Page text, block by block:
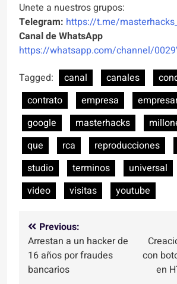
Unete a nuestros grupos:
Telegram: https://t.me/
Canal de WhatsApp
https://whatsapp.com/channel/
Tagged:
canal canales
contrato
empresa
google
masterhacks
que
rca reproducciones
studio
terminos universal
video
visitas youtube
Navegación
de
entradas
Previous:
Arrestan a un hacker de
16 años por fraudes
bancarios
con
en